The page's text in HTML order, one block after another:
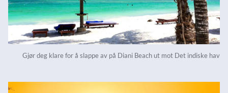
Gjør deg klare for å slappe av på Diani Beach ut mot Det indiske hav